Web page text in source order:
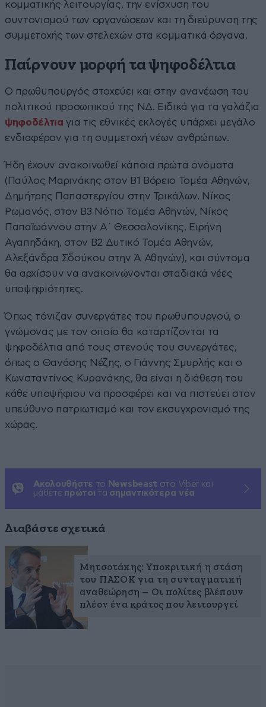
κομματικής λειτουργίας, την ενίσχυση του
συντονισμού των οργανώσεων και τη διεύρυνση της
συμμετοχής των στελεχών στα κομματικά όργανα.
Παίρνουν μορφή τα ψηφοδέλτια
Ο πρωθυπουργός στοχεύει και στην ανανέωση του
πολιτικού προσωπικού της ΝΔ. Ειδικά για τα γαλάζια
ψηφοδέλτιαγια τις εθνικές εκλογές υπάρχει μεγάλο
ενδιαφέρον για τη συμμετοχή νέων ανθρώπων.
Ήδη έχουν ανακοινωθεί κάποια πρώτα ονόματα
(Παύλος Μαρινάκης στον Β1 Βόρειο Τομέα Αθηνών,
Δημήτρης Παπαστεργίου στην Τρικάλων, Νίκος
Ρωμανός, στον Β3 Νότιο Τομέα Αθηνών, Νίκος
Παπαϊωάννου στην Α΄ Θεσσαλονίκης, Ειρήνη
Αγαπηδάκη, στον Β2 Δυτικό Τομέα Αθηνών,
Αλεξάνδρα Σδούκου στην Ά Αθηνών), και σύντομα
θα αρχίσουν να ανακοινώνονται σταδιακά νέες
υποψηφιότητες.
Όπως τόνιζαν συνεργάτες του πρωθυπουργού, ο
γνώμονας με τον οποίο θα καταρτίζονται τα
ψηφοδέλτια από τους στενούς του συνεργάτες,
όπως ο Θανάσης Νέζης, ο Γιάννης Σμυρλής και ο
Κωνσταντίνος Κυρανάκης, θα είναι η διάθεση του
κάθε υποψήφιου να προσφέρει και να πιστεύει στον
υπεύθυνο πατριωτισμό και τον εκσυγχρονισμό της
χώρας.
Ακολουθήστε το Newsbeast στο Viber και
μάθετε πρώτοι τα σημαντικότερα νέα
Διαβάστε σχετικά
Μητσοτάκης: Υποκριτική η στάση
του ΠΑΣΟΚ για τη συνταγματική
αναθεώρηση – Οι πολίτες βλέπουν
πλέον ένα κράτος που λειτουργεί